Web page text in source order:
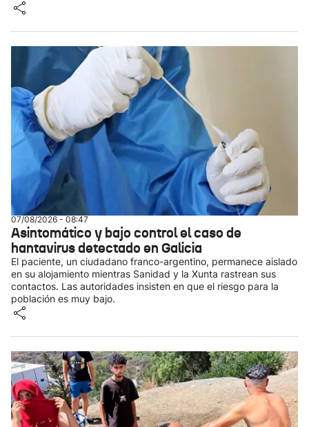
07/08/2026 - 08:47
Asintomático y bajo control el caso de
hantavirus detectado en Galicia
El paciente, un ciudadano franco-argentino, permanece aislado
en su alojamiento mientras Sanidad y la Xunta rastrean sus
contactos. Las autoridades insisten en que el riesgo para la
población es muy bajo.